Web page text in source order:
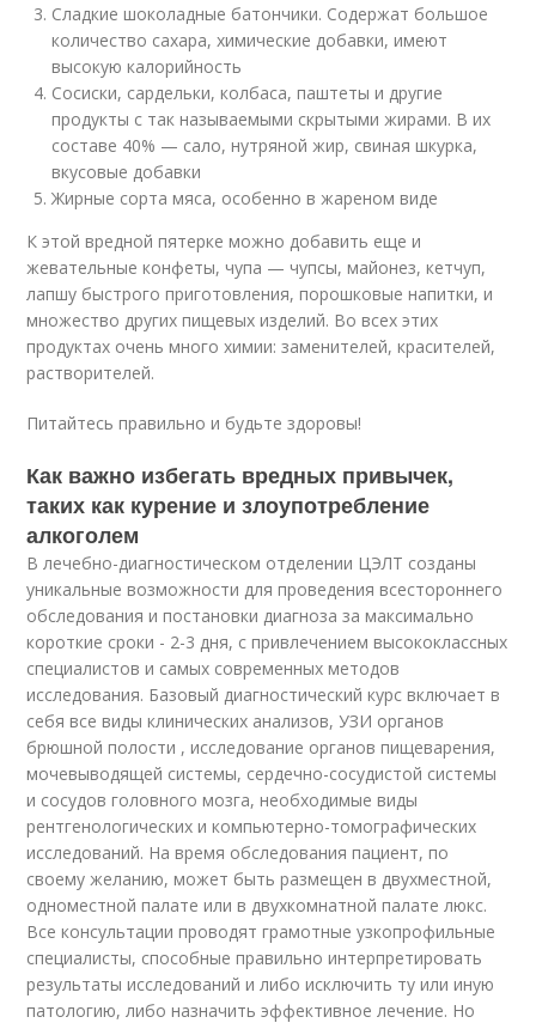
Сладкие шоколадные батончики. Содержат большое
количество сахара, химические добавки, имеют
высокую калорийность
Сосиски, сардельки, колбаса, паштеты и другие
продукты с так называемыми скрытыми жирами. В их
составе 40% — сало, нутряной жир, свиная шкурка,
вкусовые добавки
Жирные сорта мяса, особенно в жареном виде
К этой вредной пятерке можно добавить еще и
жевательные конфеты, чупа — чупсы, майонез, кетчуп,
лапшу быстрого приготовления, порошковые напитки, и
множество других пищевых изделий. Во всех этих
продуктах очень много химии: заменителей, красителей,
растворителей.
Питайтесь правильно и будьте здоровы!
Как важно избегать вредных привычек,
таких как курение и злоупотребление
алкоголем
В лечебно-диагностическом отделении ЦЭЛТ созданы
уникальные возможности для проведения всестороннего
обследования и постановки диагноза за максимально
короткие сроки - 2-3 дня, с привлечением высококлассных
специалистов и самых современных методов
исследования. Базовый диагностический курс включает в
себя все виды клинических анализов, УЗИ органов
брюшной полости , исследование органов пищеварения,
мочевыводящей системы, сердечно-сосудистой системы
и сосудов головного мозга, необходимые виды
рентгенологических и компьютерно-томографических
исследований. На время обследования пациент, по
своему желанию, может быть размещен в двухместной,
одноместной палате или в двухкомнатной палате люкс.
Все консультации проводят грамотные узкопрофильные
специалисты, способные правильно интерпретировать
результаты исследований и либо исключить ту или иную
патологию, либо назначить эффективное лечение. Но